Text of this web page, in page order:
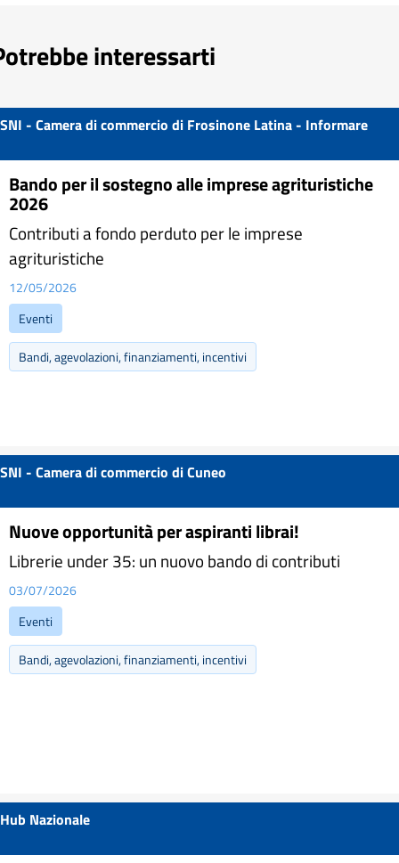
interessarti
SNI - Camera di commercio di Frosinone Latina - Informare
Bando per il sostegno alle imprese agrituristiche
2026
Contributi a fondo perduto per le imprese
agrituristiche
12/05/2026
Eventi
Bandi, agevolazioni, finanziamenti, incentivi
SNI - Camera di commercio di Cuneo
Nuove opportunità per aspiranti librai!
Librerie under 35: un nuovo bando di contributi
03/07/2026
Eventi
Bandi, agevolazioni, finanziamenti, incentivi
Hub Nazionale